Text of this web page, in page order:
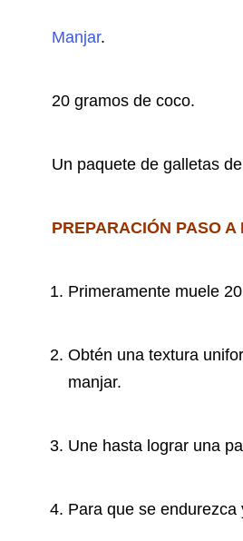
Manjar.
20 gramos de coco.
Un paquete de galletas
PREPARACIÓN PASO A
Primeramente muele
Obtén una textura
manjar.
Une hasta lograr una
Para que se